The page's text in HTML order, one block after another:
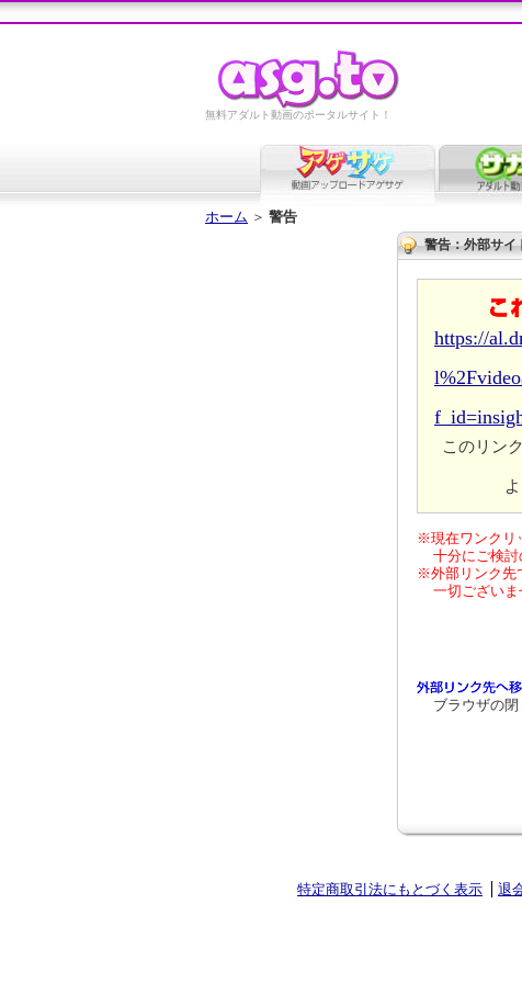
無料アダルト動画のポータルサイト！
ホーム ＞ 警告
警告：外部サイ
https://
このリン
※現在ワンクリ
十分にご検討
※外部リンク先
一切ございま
ブラウザの
特定商取引法にもとづく表示 退